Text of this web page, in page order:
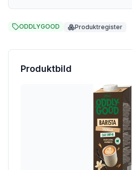
ODDLYGOOD Produktregister
Produktbild